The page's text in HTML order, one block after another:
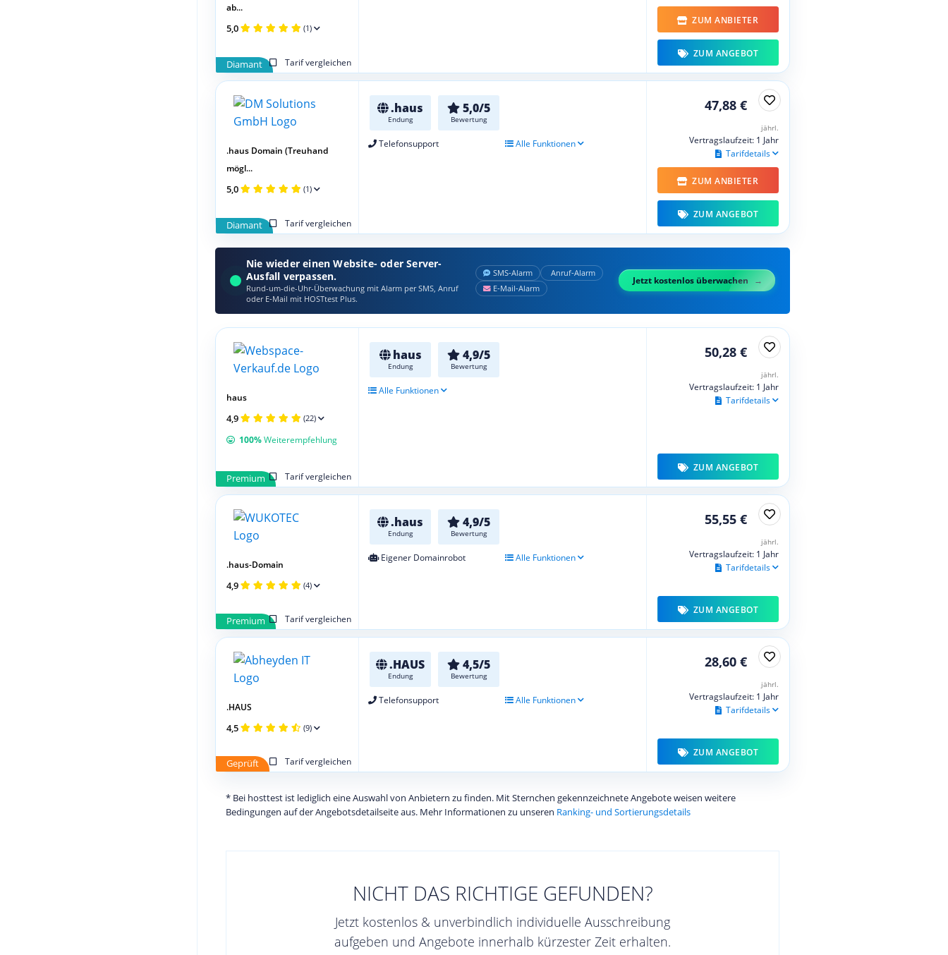
Diamant Tarif vergleichen
ab...
5,0 (1)
ZUM ANBIETER
ZUM ANGEBOT
.haus
Endung
5,0/5
Bewertung
Telefonsupport Alle Funktionen
Diamant Tarif vergleichen
.haus Domain (Treuhand
mögl...
5,0 (1)
47,88 €
jährl.
Vertragslaufzeit: 1 Jahr
Tarifdetails
ZUM ANBIETER
ZUM ANGEBOT
Nie wieder einen Website- oder Server-
Ausfall verpassen.
Rund-um-die-Uhr-Überwachung mit Alarm per SMS, Anruf
oder E‑Mail mit HOSTtest Plus.
SMS‑Alarm
Anruf‑Alarm
E‑Mail‑Alarm
Jetzt kostenlos überwachen
haus
Endung
4,9/5
Bewertung
Alle Funktionen
Premium Tarif vergleichen
haus
4,9 (22)
100%Weiterempfehlung
50,28 €
jährl.
Vertragslaufzeit: 1 Jahr
Tarifdetails
ZUM ANGEBOT
.haus
Endung
4,9/5
Bewertung
Eigener Domainrobot Alle Funktionen
Premium Tarif vergleichen
.haus-Domain
4,9 (4)
55,55 €
jährl.
Vertragslaufzeit: 1 Jahr
Tarifdetails
ZUM ANGEBOT
.HAUS
Endung
4,5/5
Bewertung
Telefonsupport Alle Funktionen
Geprüft Tarif vergleichen
.HAUS
4,5 (9)
28,60 €
jährl.
Vertragslaufzeit: 1 Jahr
Tarifdetails
ZUM ANGEBOT
* Bei hosttest ist lediglich eine Auswahl von Anbietern zu finden. Mit Sternchen gekennzeichnete Angebote weisen weitere
Bedingungen auf der Angebotsdetailseite aus. Mehr Informationen zu unseren Ranking- und Sortierungsdetails
NICHT DAS RICHTIGE GEFUNDEN?
Jetzt kostenlos & unverbindlich individuelle Ausschreibung
aufgeben und Angebote innerhalb kürzester Zeit erhalten.